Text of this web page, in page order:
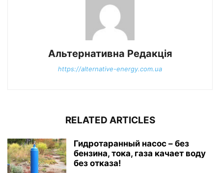
Альтернативна Редакція
https://alternative-energy.com.ua
RELATED ARTICLES
Гидротаранный насос – без
бензина, тока, газа качает воду
без отказа!